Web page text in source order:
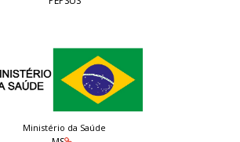
Ministério da Saúde